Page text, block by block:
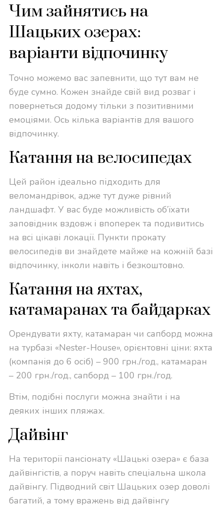
Чим зайнятись на
Шацьких озерах:
варіанти відпочинку
Точно можемо вас запевнити, що тут вам не
буде сумно. Кожен знайде свій вид розваг і
повернеться додому тільки з позитивними
емоціями. Ось кілька варіантів для вашого
відпочинку.
Катання на велосипедах
Цей район ідеально підходить для
веломандрівок, адже тут дуже рівний
ландшафт. У вас буде можливість об’їхати
заповідник вздовж і впоперек та подивитись
на всі цікаві локації. Пункти прокату
велосипедів ви знайдете майже на кожній базі
відпочинку, інколи навіть і безкоштовно.
Катання на яхтах,
катамаранах та байдарках
Орендувати яхту, катамаран чи сапборд можна
на турбазі «Nester-House», орієнтовні ціни: яхта
(компанія до 6 осіб) – 900 грн./год., катамаран
– 200 грн./год., сапборд – 100 грн./год.
Втім, подібні послуги можна знайти і на
деяких інших пляжах.
Дайвінг
На території пансіонату «Шацькі озера» є база
дайвінгістів, а поруч навіть спеціальна школа
дайвінгу. Підводний світ Шацьких озер доволі
багатий, а тому вражень від дайвінгу